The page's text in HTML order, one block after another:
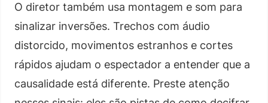
O diretor também usa montagem e som para
sinalizar inversões. Trechos com áudio
distorcido, movimentos estranhos e cortes
rápidos ajudam o espectador a entender que a
causalidade está diferente. Preste atenção